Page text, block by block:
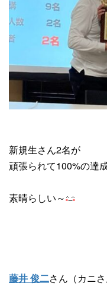
新規生さん2名が
頑張られて100%の達
素晴らしい～
藤井 俊二さん（カニさ